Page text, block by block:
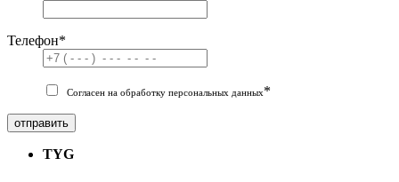
Телефон*
Согласен на обработку персональных данных*
отправить
TYG